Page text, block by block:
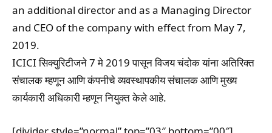
an additional director and as a Managing Director
and CEO of the company with effect from May 7,
2019.
ICICI सिक्युरिटीजने 7 मे 2019 पासून विजय चंदोक यांना अतिरिक्त
संचालक म्हणून आणि कंपनीचे व्यवस्थापकीय संचालक आणि मुख्य
कार्यकारी अधिकारी म्हणून नियुक्त केले आहे.